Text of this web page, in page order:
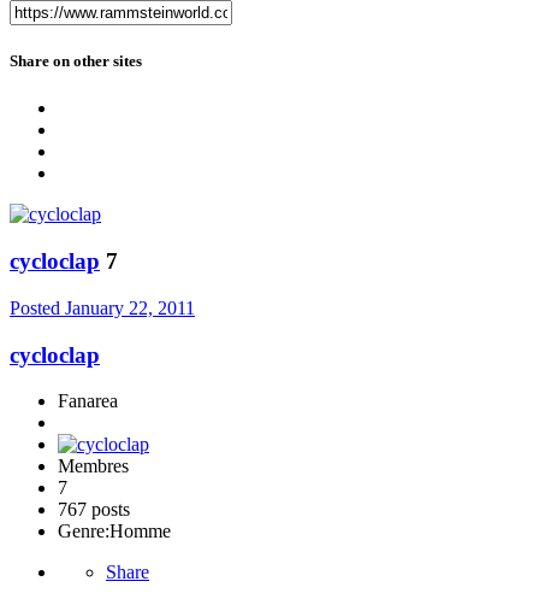
Share on other sites
cycloclap 7
Posted January 22, 2011
cycloclap
Fanarea
Membres
7
767 posts
Genre:Homme
Share